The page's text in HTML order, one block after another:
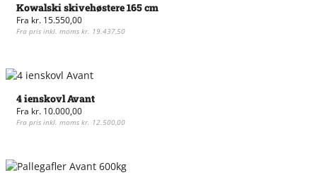
Kowalski skivehøstere 165 cm
Fra kr. 15.550,00
Fra pris inkl. moms kr. 19.437,50
har
varianter.
Mulighederne
kan
varesiden
4 ienskovl Avant
Fra kr. 10.000,00
Fra pris inkl. moms kr. 12.500,00
har